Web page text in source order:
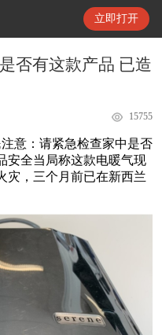
立即打开
否有这款产品 已造
15755
意：请紧急检查家中是否
安全当局称这款电暖气现
灾，三个月前已在新西兰